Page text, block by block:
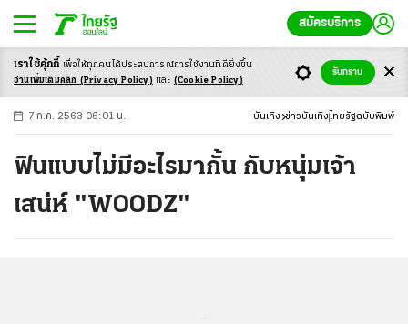
สมัครบริการ
-ก ก ก+
7 ก.ค. 2563 06:01 น. บันเทิง ข่าวบันเทิง ไทยรัฐฉบับพิมพ์
ฟินแบบไม่มีอะไรมากั้น กับหนุ่มเจ้า
เสน่ห์ "WOODZ"
เราใช้คุ้กกี้ เพื่อให้ทุกคนได้ประสบการณ์การใช้งานที่ดียิ่งขึ้น
อ่านเพิ่มเติมคลิก (Privacy Policy) และ (Cookie Policy)
รับทราบ